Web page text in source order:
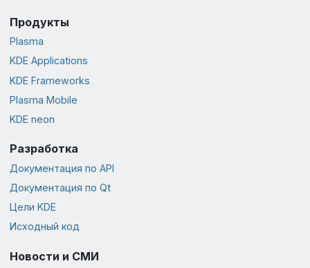
Продукты
Plasma
KDE Applications
KDE Frameworks
Plasma Mobile
KDE neon
Разработка
Документация по API
Документация по Qt
Цели KDE
Исходный код
Новости и СМИ